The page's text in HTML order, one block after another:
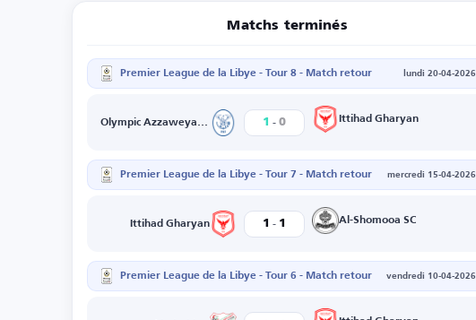
Matchs terminés
Premier League de la Libye - Tour 8 - Match retour lundi 20-04-2026
Olympic Azzaweya SC 1 - 0 Ittihad Gharyan
Premier League de la Libye - Tour 7 - Match retour mercredi 15-04-2026
Ittihad Gharyan 1 - 1 Al-Shomooa SC
Premier League de la Libye - Tour 6 - Match retour vendredi 10-04-2026